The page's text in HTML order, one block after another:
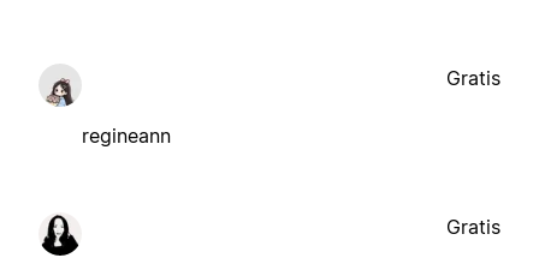
regineann
Gratis
Gratis